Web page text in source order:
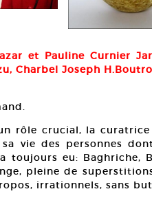
et Pauline Curnier
Charbel Joseph
rôle crucial, la
vie des personnes
toujours eu: Baghriche,
pleine de
irrationnels, sans